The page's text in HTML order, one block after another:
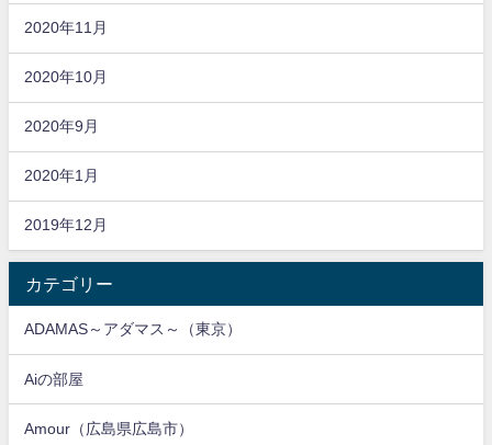
2020年11月
2020年10月
2020年9月
2020年1月
2019年12月
カテゴリー
ADAMAS～アダマス～（東京）
Aiの部屋
Amour（広島県広島市）